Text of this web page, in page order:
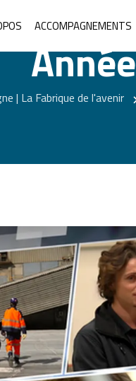
ACCOMPAGNEMENTS
| La Fabrique de l'avenir